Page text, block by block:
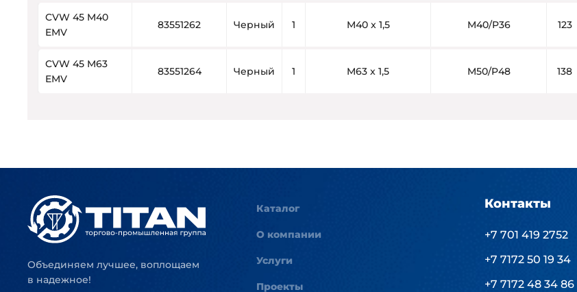
CVW 45 M40
EMV
83551262 Черный 1 M40 x 1,5 M40/P36 123
CVW 45 M63
EMV
83551264 Черный 1 M63 x 1,5 M50/P48 138
Объединяем лучшее, воплощаем
в надежное!
Каталог
О компании
Услуги
Проекты
Контакты
+7 701 419 2752
+7 7172 50 19 34
+7 7172 48 34 86